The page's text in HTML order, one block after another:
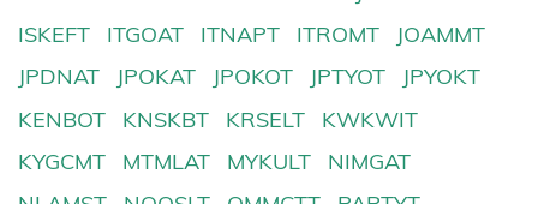
ISKEFT
ITGOAT ITNAPT ITROMT
JOAMMT
JPDNAT
JPOKAT JPOKOT JPTYOT
JPYOKT
KENBOT
KNSKBT KRSELT
KWKWIT
KYGCMT
MTMLAT MYKULT
NIMGAT